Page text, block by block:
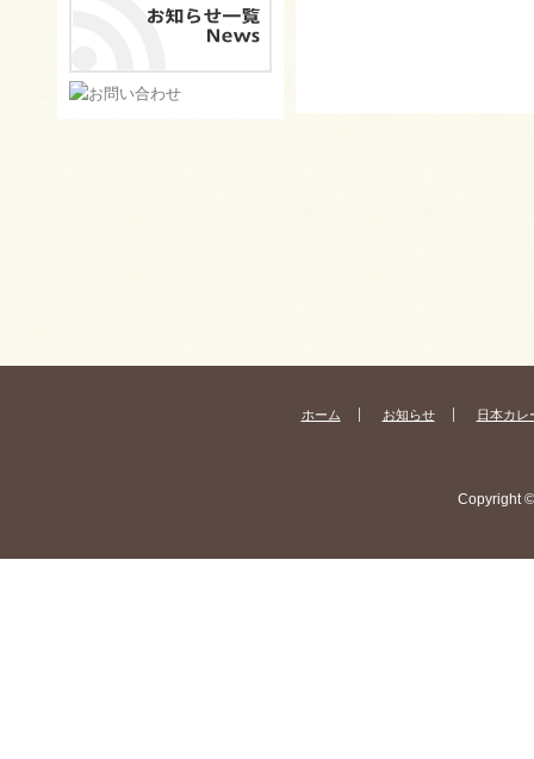
ホーム お知らせ 日本カレ
Copyright